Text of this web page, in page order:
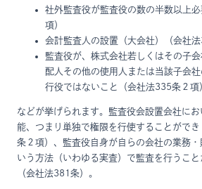
社外監査役が監査役の数の半数以上
項）
会計監査人の設置（大会社）（会社法
監査役が、株式会社若しくはその子
配人その他の使用人または当該子会
行役ではないこと（会社法335条２項
などが挙げられます。監査役会設置会社に
能、つまり単独で権限を行使することがで
条２項）、監査役自身が自らの会社の業務・
いう方法（いわゆる実査）で監査を行うこ
（会社法381条）。